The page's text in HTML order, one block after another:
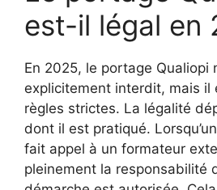
est-il légal en
En 2025, le portage Qualiopi
explicitement interdit, mais il
règles strictes. La légalité
dont il est pratiqué.
fait appel à un formateur
pleinement la responsabilité